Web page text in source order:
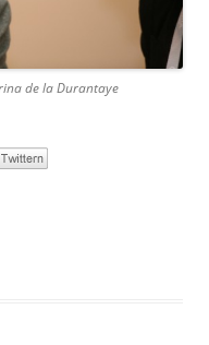
de la Durantaye